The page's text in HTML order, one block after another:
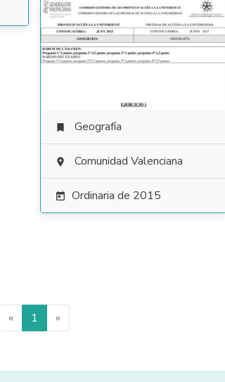
 Geografía
 Comunidad Valenciana
 Ordinaria de 2015
« 1 »